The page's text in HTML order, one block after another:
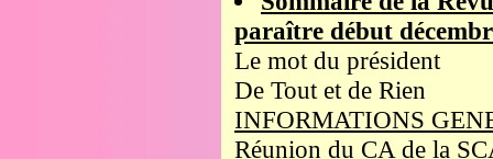
paraître début
Le mot du président
De Tout et de Rien
INFORMATIONS
Réunion du CA de la